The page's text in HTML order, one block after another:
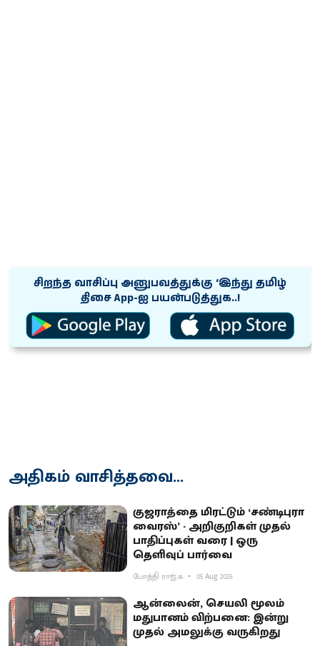
சிறந்த வாசிப்பு அனுபவத்துக்கு ‘இந்து தமிழ்
திசை App-ஐ பயன்படுத்துக..!
அதிகம் வாசித்தவை...
குஜராத்தை மிரட்டும் ‘சண்டிபுரா
வைரஸ்’ - அறிகுறிகள் முதல்
பாதிப்புகள் வரை | ஒரு
தெளிவுப் பார்வை
போத்தி ராஜ்.க 05 Aug 2026
ஆன்லைன், செயலி மூலம்
மதுபானம் விற்பனை: இன்று
முதல் அமலுக்கு வருகிறது